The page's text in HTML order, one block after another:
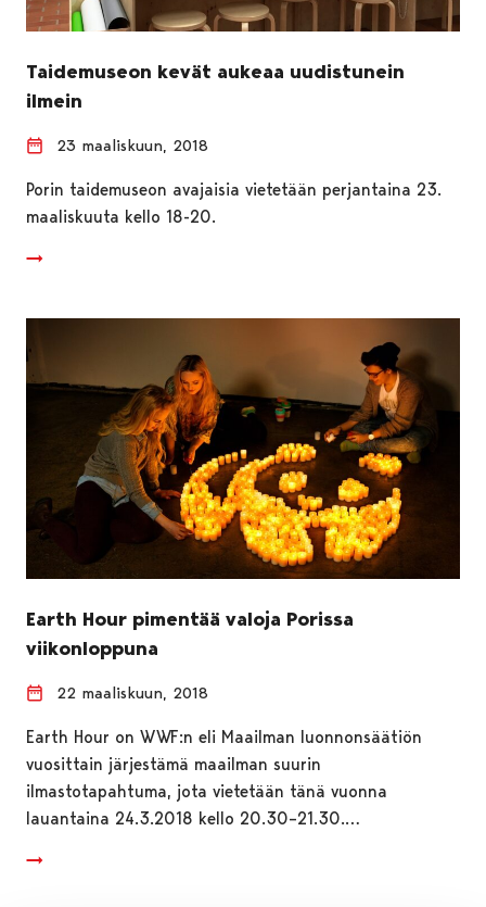
Taidemuseon kevät aukeaa uudistunein
ilmein
23 maaliskuun, 2018
Porin taidemuseon avajaisia vietetään perjantaina 23.
maaliskuuta kello 18-20.
Earth Hour pimentää valoja Porissa
viikonloppuna
22 maaliskuun, 2018
Earth Hour on WWF:n eli Maailman luonnonsäätiön
vuosittain järjestämä maailman suurin
ilmastotapahtuma, jota vietetään tänä vuonna
lauantaina 24.3.2018 kello 20.30–21.30.…